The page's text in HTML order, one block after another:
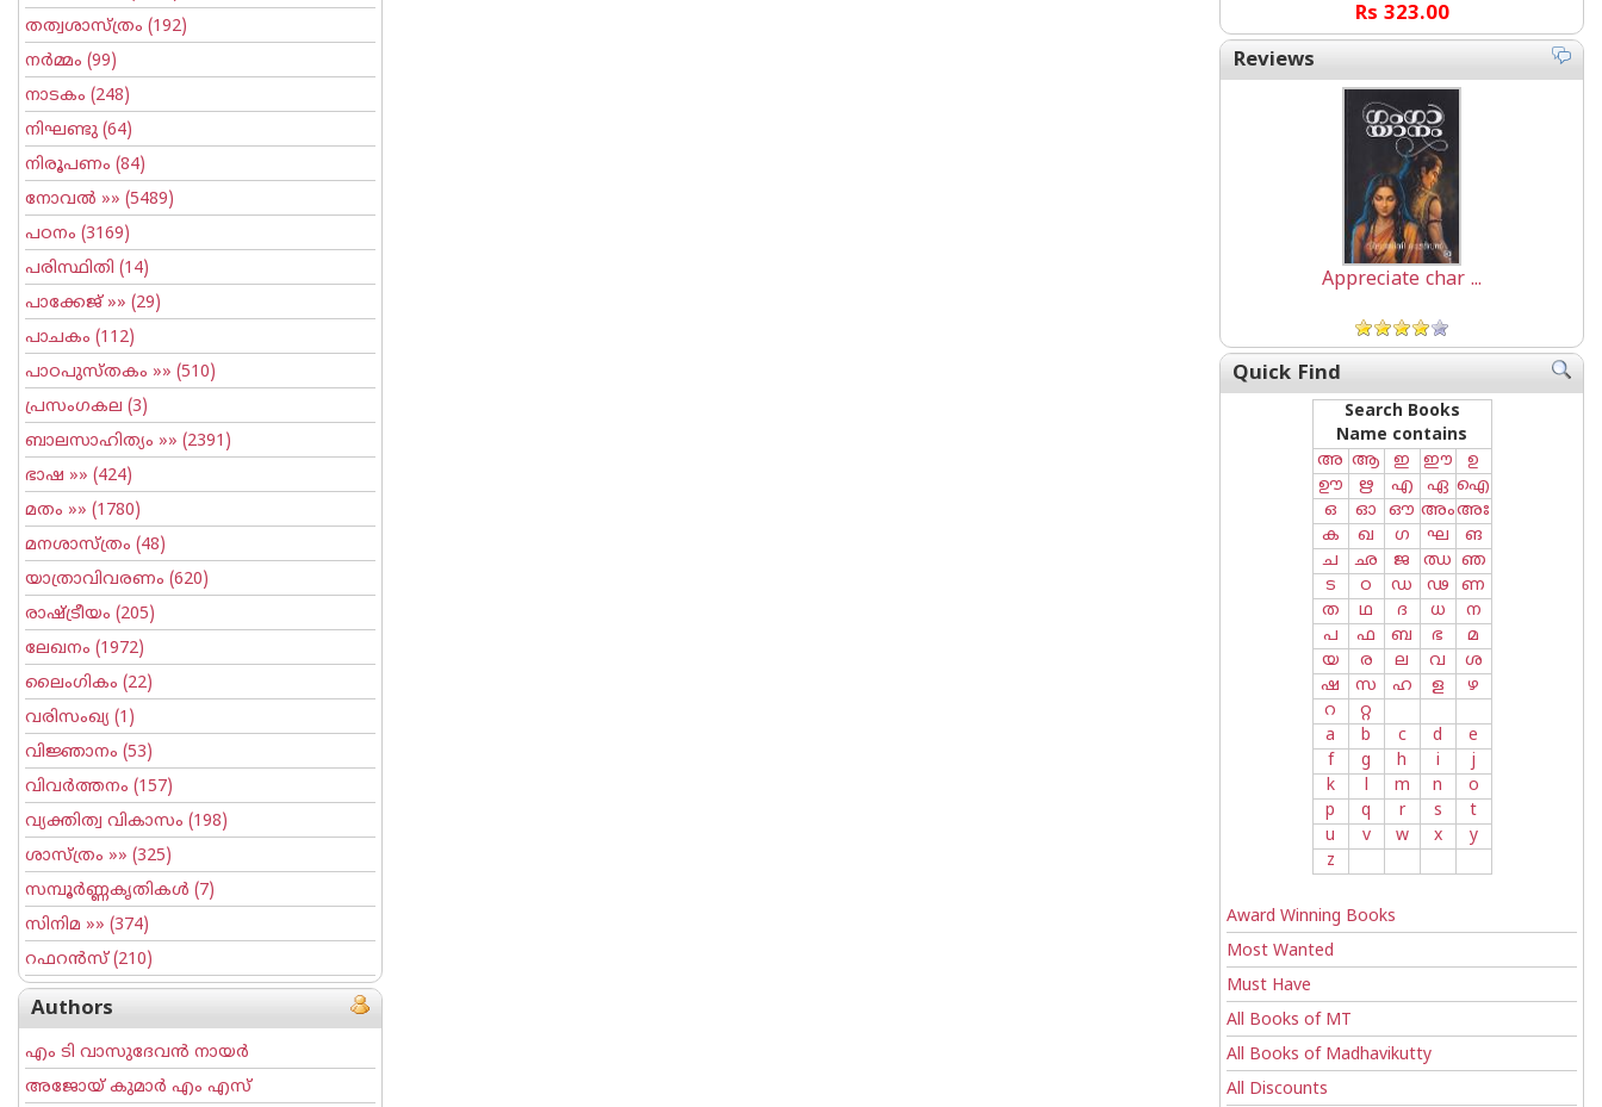
തത്വശാസ്ത്രം (192)
നര്‍മ്മം (99)
നാടകം (248)
നിഘണ്ടു (64)
നിരൂപണം (84)
നോവല്‍ »» (5489)
പഠനം (3169)
പരിസ്ഥിതി (14)
പാക്കേജ് »» (29)
പാചകം (112)
പാഠപുസ്തകം »» (510)
പ്രസംഗകല (3)
ബാലസാഹിത്യം »» (2391)
ഭാഷ »» (424)
മതം »» (1780)
മനശാസ്ത്രം (48)
യാത്രാവിവരണം (620)
രാഷ്ട്രീയം (205)
ലേഖനം (1972)
ലൈംഗികം (22)
വരിസംഖ്യ (1)
വിജ്ഞാനം (53)
വിവര്‍ത്തനം (157)
വ്യക്തിത്വ വികാസം (198)
ശാസ്ത്രം »» (325)
സമ്പൂര്‍ണ്ണകൃതികള്‍ (7)
സിനിമ »» (374)
റഫറന്‍സ്(210)
Authors
എം ടി വാസുദേവന്‍ നായര്‍
അജോയ് കുമാര്‍ എം എസ്
Rs 323.00
Reviews
Appreciate char ...
Quick Find
Search Books
Name contains
അ ആ ഇ ഈ
ഉ
ഊ
ഋ എ ഏ ഐ
ഒ
ഓ ഔ അംഅഃ
ക
ഖ ഗ ഘ
ങ
ച
ഛ ജ ഝ ഞ
ട
ഠ ഡ ഢ
ണ
ത
ഥ ദ ധ
ന
പ
ഫ ബ ഭ
മ
യ
ര ല വ
ശ
ഷ
സ ഹ ള
ഴ
റ
റ്റ
a
b c d
e
f
g h i
j
k
l m n
o
p
q r s
t
u
v w x
y
z
Award Winning Books
Most Wanted
Must Have
All Books of MT
All Books of Madhavikutty
All Discounts